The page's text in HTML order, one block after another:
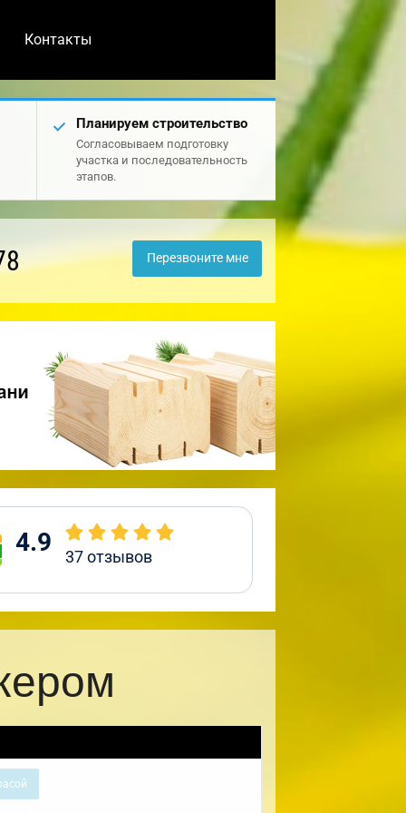
Контакты
Планируем строительство
Согласовываем подготовку
участка и последовательность
этапов.
Перезвоните мне
4.9 37отзывов